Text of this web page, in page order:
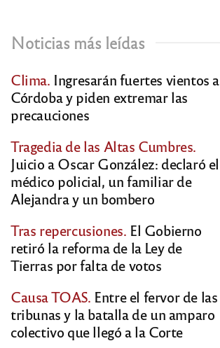
Noticias más leídas
Clima. Ingresarán fuertes vientos a
Córdoba y piden extremar las
precauciones
Tragedia de las Altas Cumbres.
Juicio a Oscar González: declaró el
médico policial, un familiar de
Alejandra y un bombero
Tras repercusiones. El Gobierno
retiró la reforma de la Ley de
Tierras por falta de votos
Causa TOAS. Entre el fervor de las
tribunas y la batalla de un amparo
colectivo que llegó a la Corte